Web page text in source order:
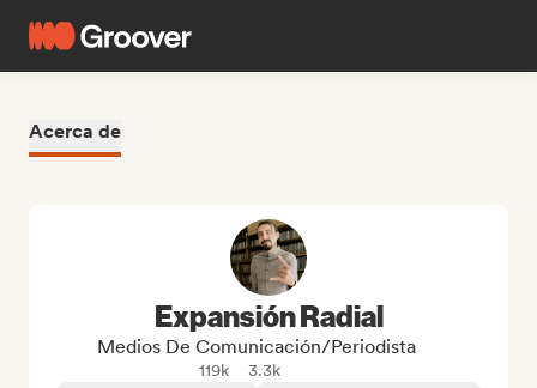
Acerca de
Expansión Radial
Medios De Comunicación/Periodista
119k
3.3k